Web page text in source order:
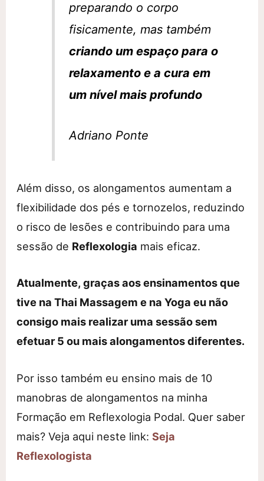
preparando o corpo
fisicamente, mas também
criando um espaço para o
relaxamento e a cura em
um nível mais profundo
Adriano Ponte
Além disso, os alongamentos aumentam a
flexibilidade dos pés e tornozelos, reduzindo
o risco de lesões e contribuindo para uma
sessão de Reflexologia mais eficaz.
Atualmente, graças aos ensinamentos que
tive na Thai Massagem e na Yoga eu não
consigo mais realizar uma sessão sem
efetuar 5 ou mais alongamentos diferentes.
Por isso também eu ensino mais de 10
manobras de alongamentos na minha
Formação em Reflexologia Podal. Quer saber
mais? Veja aqui neste link:Seja
Reflexologista